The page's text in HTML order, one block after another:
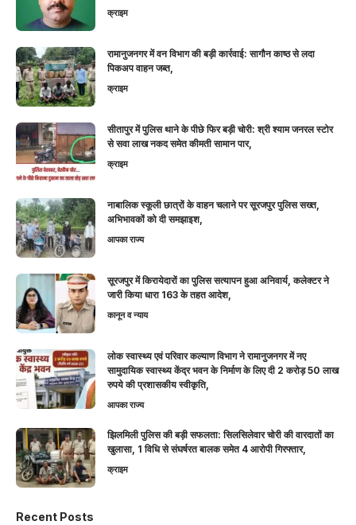
क्राइम
रामानुजनगर में वन विभाग की बड़ी कार्रवाई: सागौन काष्ठ से लदा
पिकअप वाहन जब्त,
क्राइम
सीतापुर में पुलिस थाने के पीछे फिर बड़ी चोरी: श्री श्याम जनरल स्टोर
से सवा लाख नकद समेत कीमती सामान पार,
क्राइम
नाबालिक स्कूली छात्रों के वाहन चलाने पर सूरजपुर पुलिस सख्त,
अभिभावकों को दी समझाइश,
आपका राज्य
सूरजपुर में किरायेदारों का पुलिस सत्यापन हुआ अनिवार्य, कलेक्टर ने
जारी किया धारा 163 के तहत आदेश,
कानून व न्याय
लोक स्वास्थ्य एवं परिवार कल्याण विभाग ने रामानुजनगर में नए
सामुदायिक स्वास्थ्य केंद्र भवन के निर्माण के लिए दी 2 करोड़ 50 लाख
रुपये की प्रशासकीय स्वीकृति,
आपका राज्य
झिलमिली पुलिस की बड़ी सफलता: सिलसिलेवार चोरी की वारदातों का
खुलासा, 1 विधि से संघर्षरत बालक समेत 4 आरोपी गिरफ्तार,
क्राइम
Recent Posts